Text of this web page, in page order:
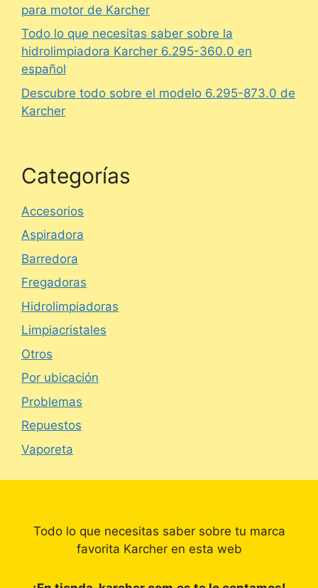
para motor de Karcher
Todo lo que necesitas saber sobre la
hidrolimpiadora Karcher 6.295-360.0 en
español
Descubre todo sobre el modelo 6.295-873.0 de
Karcher
Categorías
Accesorios
Aspiradora
Barredora
Fregadoras
Hidrolimpiadoras
Limpiacristales
Otros
Por ubicación
Problemas
Repuestos
Vaporeta
Todo lo que necesitas saber sobre tu marca
favorita Karcher en esta web